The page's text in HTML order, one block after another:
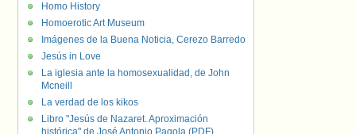
Homo History
Homoerotic Art Museum
Imágenes de la Buena Noticia, Cerezo Barredo
Jesús in Love
La iglesia ante la homosexualidad, de John
Mcneill
La verdad de los kikos
Libro "Jesús de Nazaret. Aproximación
histórica" de José Antonio Pagola (PDF)